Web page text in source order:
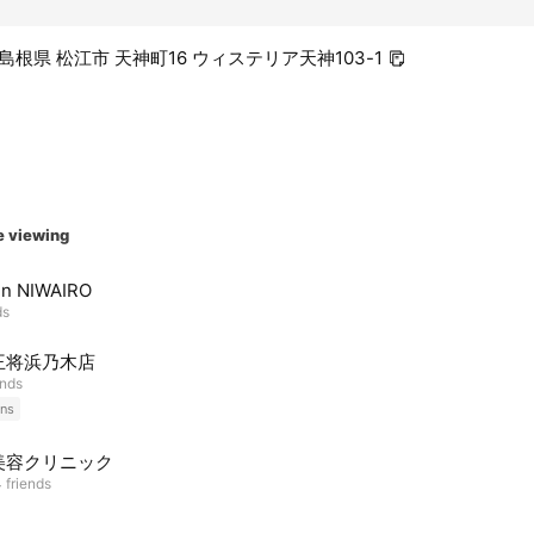
根県 松江市 天神町16 ウィステリア天神103-1
viewing
NIWAIRO
将浜乃木店
容クリニック
friends